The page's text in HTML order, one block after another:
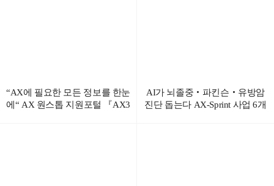
“AX에 필요한 모든 정보를 한눈
에“ AX 원스톱 지원포털 『AX3
AI가 뇌졸중‧파킨슨‧유방암
진단 돕는다 AX-Sprint 사업 6개